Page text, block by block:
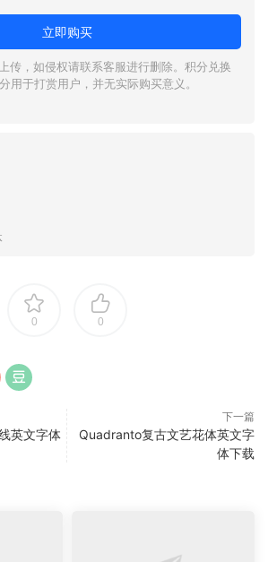
立即购买
传，如侵权请联系客服进行删除。积分兑换
用于打赏用户，并无实际购买意义。
0 0
英文字体
下一篇
Quadranto复古文艺花体英文字
体下载